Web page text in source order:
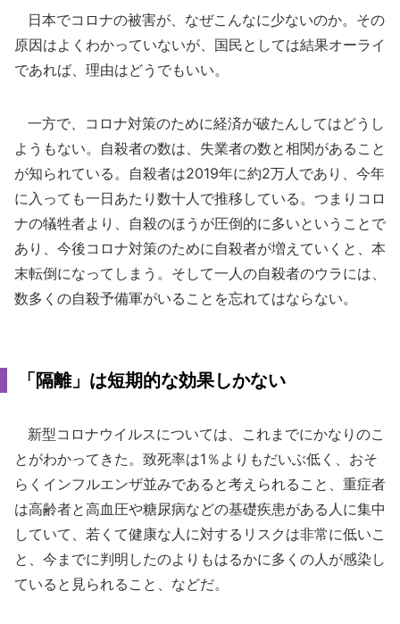
日本でコロナの被害が、なぜこんなに少ないのか。その
原因はよくわかっていないが、国民としては結果オーライ
であれば、理由はどうでもいい。
一方で、コロナ対策のために経済が破たんしてはどうし
ようもない。自殺者の数は、失業者の数と相関があること
が知られている。自殺者は2019年に約2万人であり、今年
に入っても一日あたり数十人で推移している。つまりコロ
ナの犠牲者より、自殺のほうが圧倒的に多いということで
あり、今後コロナ対策のために自殺者が増えていくと、本
末転倒になってしまう。そして一人の自殺者のウラには、
数多くの自殺予備軍がいることを忘れてはならない。
「隔離」は短期的な効果しかない
新型コロナウイルスについては、これまでにかなりのこ
とがわかってきた。致死率は1％よりもだいぶ低く、おそ
らくインフルエンザ並みであると考えられること、重症者
は高齢者と高血圧や糖尿病などの基礎疾患がある人に集中
していて、若くて健康な人に対するリスクは非常に低いこ
と、今までに判明したのよりもはるかに多くの人が感染し
ていると見られること、などだ。